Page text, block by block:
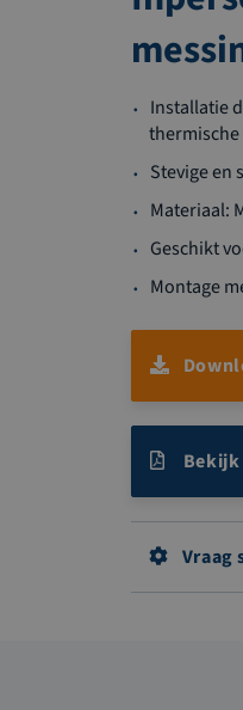
Installatie
Stevige en
Materiaal:
Geschikt
Montage
Vraag